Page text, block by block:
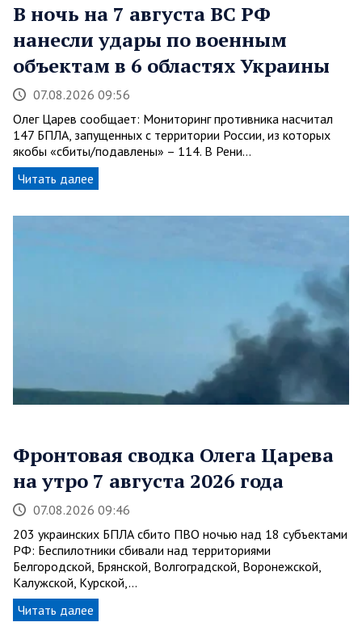
В ночь на 7 августа ВС РФ
нанесли удары по военным
объектам в 6 областях Украины
07.08.2026 09:56
Олег Царев сообщает: Мониторинг противника насчитал
147 БПЛА, запущенных с территории России, из которых
якобы «сбиты/подавлены» – 114. В Рени…
Читать далее
Фронтовая сводка Олега Царева
на утро 7 августа 2026 года
07.08.2026 09:46
203 украинских БПЛА сбито ПВО ночью над 18 субъектами
РФ: Беспилотники сбивали над территориями
Белгородской, Брянской, Волгоградской, Воронежской,
Калужской, Курской,…
Читать далее